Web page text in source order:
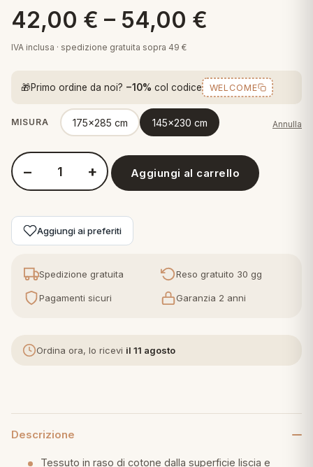
letto
arredo
Step
in fibra
in piuma d'oca
in piuma
Plaid Cartoons
Teli Mare Cartoons
Trapuntini Cartoons
42,00 € – 54,00 €
IVA inclusa · spedizione gratuita sopra 49 €
🎁Primo ordine da noi? −10% col codice WELCOME
MISURA 175x285 cm 145x230 cm Annulla
Quantità Tag House - Tovaglia Natalizia in Raso di Cotone -
− + Aggiungi al carrello
Aggiungi ai preferiti
Spedizione gratuita Reso gratuito 30 gg
Pagamenti sicuri Garanzia 2 anni
Ordina ora, lo ricevi il 11 agosto
Descrizione
Tessuto in raso di cotone dalla superficie liscia e